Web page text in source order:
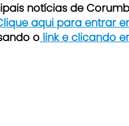
notícias de
aqui para entrar
o link e clicando